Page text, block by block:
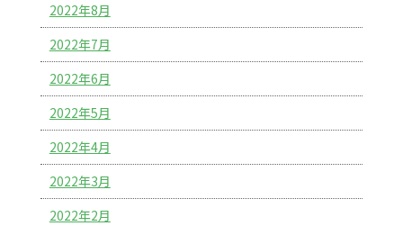
2022年8月
2022年7月
2022年6月
2022年5月
2022年4月
2022年3月
2022年2月